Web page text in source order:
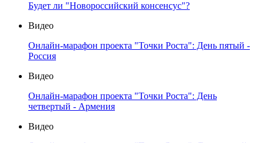
Будет ли "Новороссийский консенсус"?
Видео
Онлайн-марафон проекта "Точки Роста": День пятый -
Россия
Видео
Онлайн-марафон проекта "Точки Роста": День
четвертый - Армения
Видео